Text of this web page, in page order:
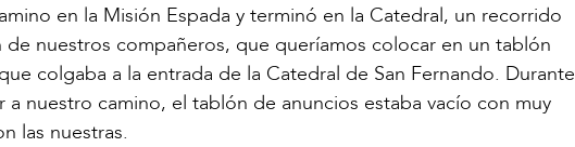
en la Misión Espada y terminó en la Catedral, un recorrido
nuestros compañeros, que queríamos colocar en un tablón
colgaba a la entrada de la Catedral de San Fernando. Durante
nuestro camino, el tablón de anuncios estaba vacío con muy
las nuestras.